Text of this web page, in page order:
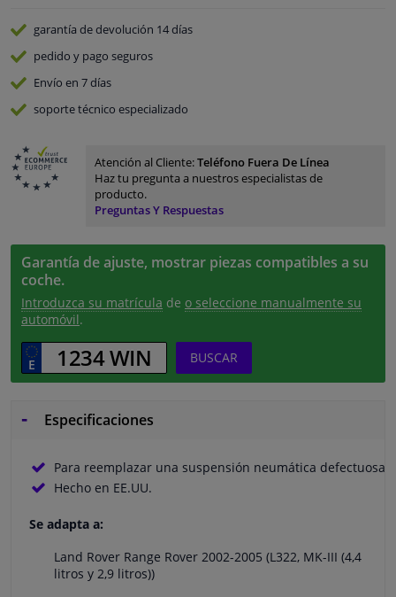
garantía de devolución 14 días
pedido y pago seguros
Envío en 7 días
soporte técnico especializado
Atención al Cliente:Teléfono Fuera De Línea
Haz tu pregunta a nuestros especialistas de
producto.
Preguntas Y Respuestas
Garantía de ajuste, mostrar piezas compatibles a su
coche.
Introduzca su matrícula de o seleccione manualmente su
automóvil.
BUSCAR
Especificaciones
Para reemplazar una suspensión neumática defectuosa
Hecho en EE.UU.
Se adapta a:
Land Rover Range Rover 2002-2005 (L322, MK-III (4,4
litros y 2,9 litros))